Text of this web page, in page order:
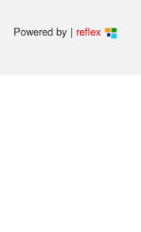
Powered by | reflex